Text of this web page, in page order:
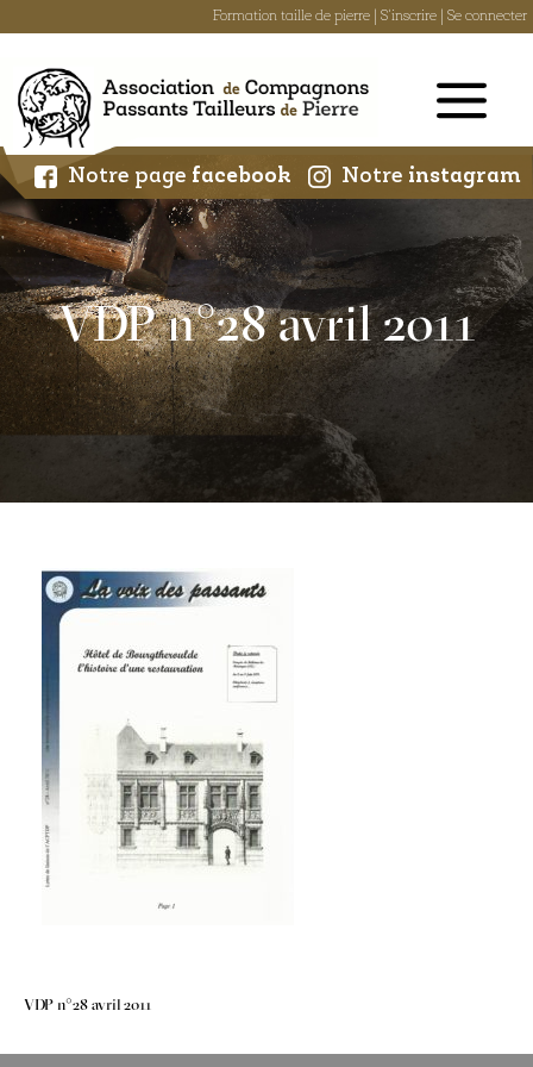
Formation taille de pierre S'inscrire Se connecter
content
Notre page facebook Notre instagram
VDP n°28 avril 2011
Navigation
de
VDP n°28 avril 2011